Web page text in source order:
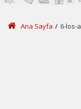
Ana Sayfa / 6-los-